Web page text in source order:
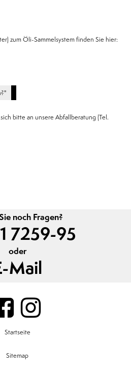
zum Öli-Sammelsystem finden Sie hier:
bitte an unsere Abfallberatung (Tel.
noch Fragen?
7259-95
oder
Mail
Startseite
Sitemap